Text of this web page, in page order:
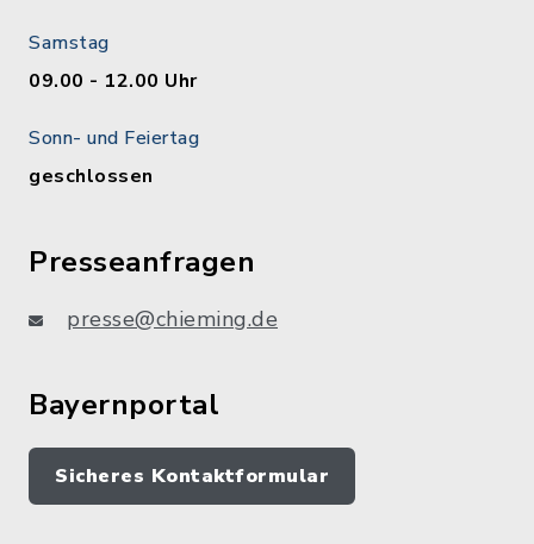
Samstag
09.00 - 12.00 Uhr
Sonn- und Feiertag
geschlossen
Presseanfragen
presse@chieming.de
Bayernportal
Sicheres Kontaktformular